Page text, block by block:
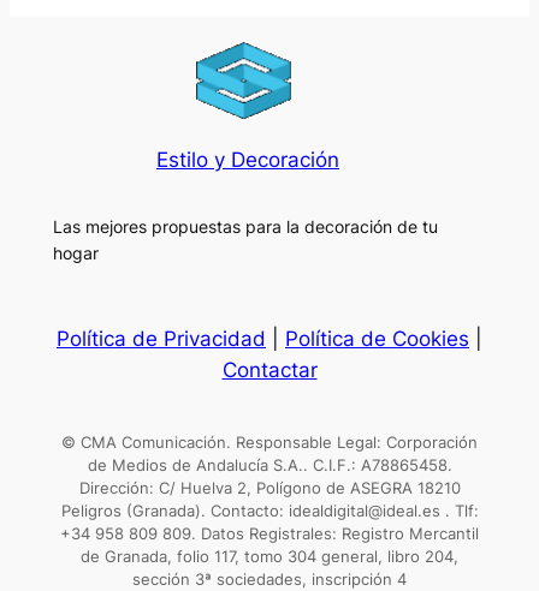
Estilo y Decoración
Las mejores propuestas para la decoración de tu
hogar
Política de Privacidad Política de Cookies
Contactar
© CMA Comunicación. Responsable Legal: Corporación
de Medios de Andalucía S.A.. C.I.F.: A78865458.
Dirección: C/ Huelva 2, Polígono de ASEGRA 18210
Peligros (Granada). Contacto: idealdigital@ideal.es . Tlf:
+34 958 809 809. Datos Registrales: Registro Mercantil
de Granada, folio 117, tomo 304 general, libro 204,
sección 3ª sociedades, inscripción 4